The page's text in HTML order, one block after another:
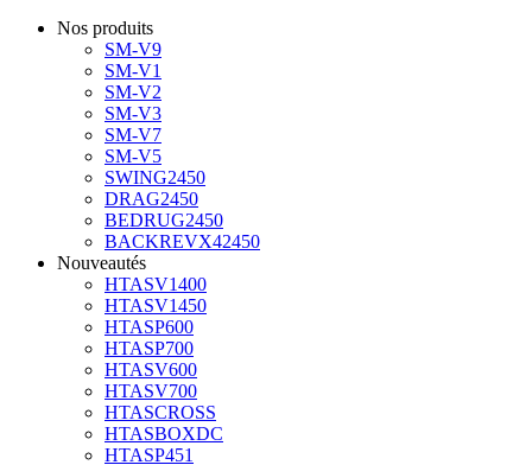
Nos produits
SM-V9
SM-V1
SM-V2
SM-V3
SM-V7
SM-V5
SWING2450
DRAG2450
BEDRUG2450
BACKREVX42450
Nouveautés
HTASV1400
HTASV1450
HTASP600
HTASP700
HTASV600
HTASV700
HTASCROSS
HTASBOXDC
HTASP451